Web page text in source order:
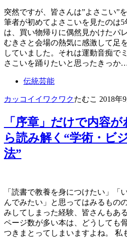
突然ですが、皆さんは”よさこい”
筆者が初めてよさこいを見たのは
は、買い物帰りに偶然見かけたパ
むきさと会場の熱気に感激して足
していました。それは運動音痴で
さこいを踊りたいと思ったきっか
伝統芸能
カッコイイ ワクワクたむこ 2018年
「序章」だけで内容
ら読み解く“学術・ビ
法”
「読書で教養を身につけたい」「
んでみたい」と思ってはみるもの
みしてしまった経験、皆さんもあ
ページ数が多い本は、どうしても
つきまとってしまいますよね。 私